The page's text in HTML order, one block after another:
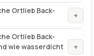
Ortlieb Back-
+
Ortlieb Back-
wie wasserdicht
+